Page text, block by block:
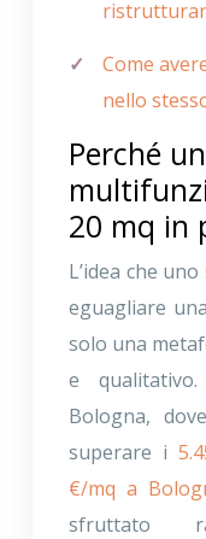
Come
nello
Perché
20 mq in
L’idea che
eguagliare
solo una
e
Bologna,
superare i
€/mq a
sfruttato